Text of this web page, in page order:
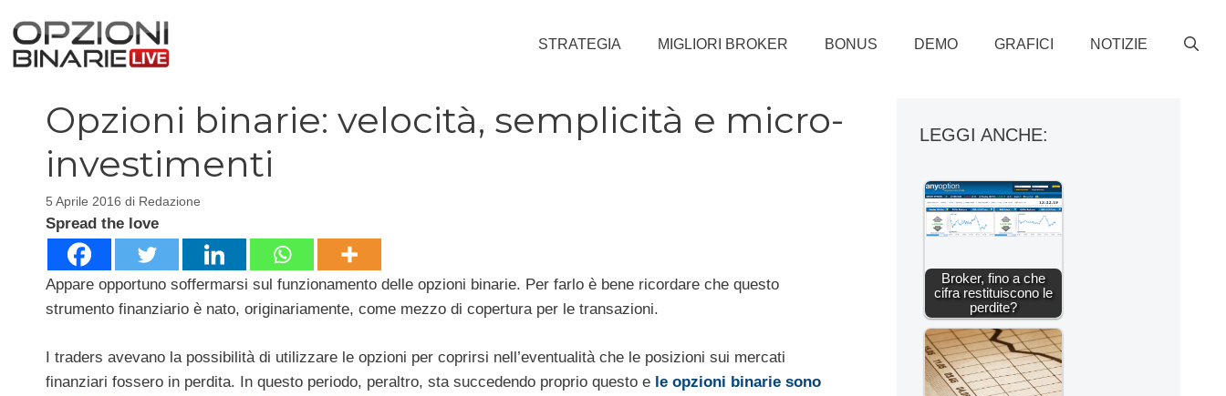
contenuto
STRATEGIA MIGLIORI BROKER BONUS DEMO GRAFICI NOTIZIE
Opzioni binarie: velocità, semplicità e micro-
investimenti
5 Aprile 2016 di Redazione
Spread the love
Appare opportuno soffermarsi sul funzionamento delle opzioni binarie. Per farlo è bene ricordare che questo
strumento finanziario è nato, originariamente, come mezzo di copertura per le transazioni.
I traders avevano la possibilità di utilizzare le opzioni per coprirsi nell’eventualità che le posizioni sui mercati
finanziari fossero in perdita. In questo periodo, peraltro, sta succedendo proprio questo e le opzioni binarie sono
LEGGI ANCHE:
Broker, fino a che
cifra restituiscono le
perdite?